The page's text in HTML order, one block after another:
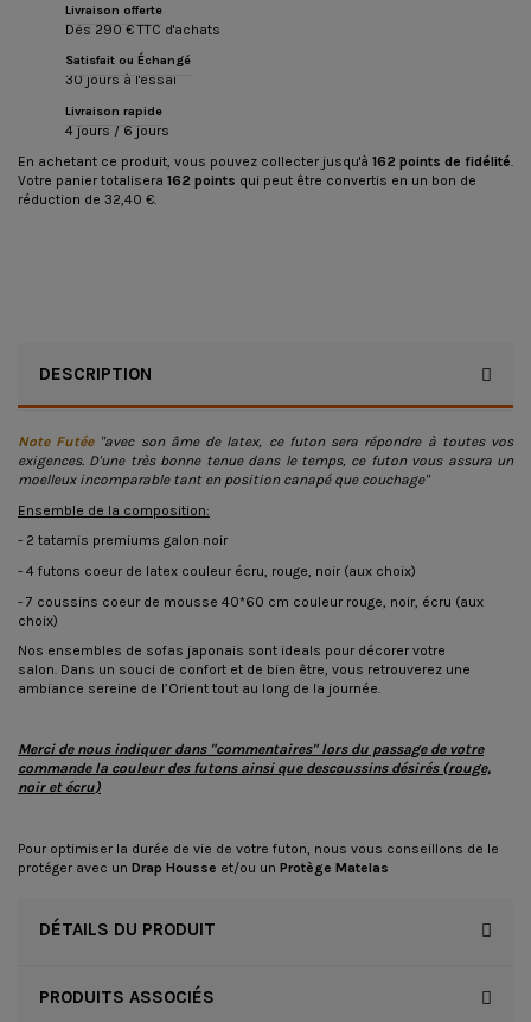
Livraison offerte
Dès 290 € TTC d'achats
Satisfait ou Échangé
30 jours à l'essai
Livraison rapide
4 jours / 6 jours
En achetant ce produit, vous pouvez collecter jusqu'à 162 points de fidélité
Votre panier totalisera 162 points qui peut être convertis en un bon de
réduction de 32,40 €
DESCRIPTION
Note Futée "avec son âme de latex, ce futon sera répondre à toutes vos
exigences. D'une très bonne tenue dans le temps, ce futon vous assura un
moelleux incomparable tant en position canapé que couchage"
Ensemble de la composition:
- 2 tatamis premiums galon noir
- 4 futons coeur de latex couleur écru, rouge, noir (aux choix)
- 7 coussins coeur de mousse 40*60 cm couleur rouge, noir, écru (aux
choix)
Nos ensembles de sofas japonais sont ideals pour décorer votre
salon. Dans un souci de confort et de bien être, vous retrouverez une
ambiance sereine de l’Orient tout au long de la journée.
Merci de nous indiquer dans "commentaires" lors du passage de votre
commande la couleur des futons ainsi que descoussins désirés (rouge,
noir et écru)
Pour optimiser la durée de vie de votre futon, nous vous conseillons de le
protéger avec un Drap Housse et/ou un Protège Matelas
DÉTAILS DU PRODUIT
PRODUITS ASSOCIÉS